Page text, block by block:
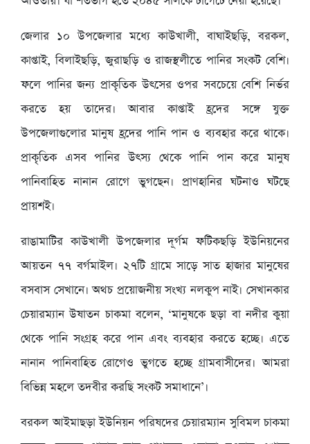
জেলার ১০ উপজেলার মধ্যে কাউখালী, বাঘাইছড়ি, বরকল,
কাপ্তাই, বিলাইছড়ি, জুরাছড়ি ও রাজস্থলীতে পানির সংকট বেশি।
ফলে পানির জন্য প্রাকৃতিক উৎসের ওপর সবচেয়ে বেশি নির্ভর
করতে হয় তাদের। আবার কাপ্তাই হ্রদের সঙ্গে যুক্ত
উপজেলাগুলোর মানুষ হ্রদের পানি পান ও ব্যবহার করে থাকে।
প্রাকৃতিক এসব পানির উৎস্য থেকে পানি পান করে মানুষ
পানিবাহিত নানান রোগে ভুগছেন। প্রাণহানির ঘটনাও ঘটছে
প্রায়শই।
রাঙামাটির কাউখালী উপজেলার দূর্গম ফটিকছড়ি ইউনিয়নের
আয়তন ৭৭ বর্গমাইল। ২৭টি গ্রামে সাড়ে সাত হাজার মানুষের
বসবাস সেখানে। অথচ প্রয়োজনীয় সংখ্য নলকুপ নাই। সেখানকার
চেয়ারম্যান উষাতন চাকমা বলেন, ‘মানুষকে ছড়া বা নদীর কুয়া
থেকে পানি সংগ্রহ করে পান এবং ব্যবহার করতে হচ্ছে। এতে
নানান পানিবাহিত রোগেও ভুগতে হচ্ছে গ্রামবাসীদের। আমরা
বিভিন্ন মহলে তদবীর করছি সংকট সমাধানে’।
বরকল আইমাছড়া ইউনিয়ন পরিষদের চেয়ারম্যান সুবিমল চাকমা